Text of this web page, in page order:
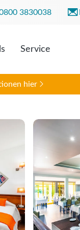
3830038
09:00 - 18:00 Uhr
Service
hier